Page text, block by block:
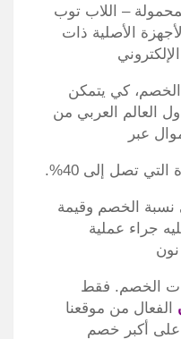
– اللاب توب
الأصلية ذات
كي يتمكن
العالم العربي من
عبر
تصل إلى 40%.
نسبة الخصم وقيمة
جراء عملية
الخصم. فقط
الفعال من موقعنا
أكبر خصم